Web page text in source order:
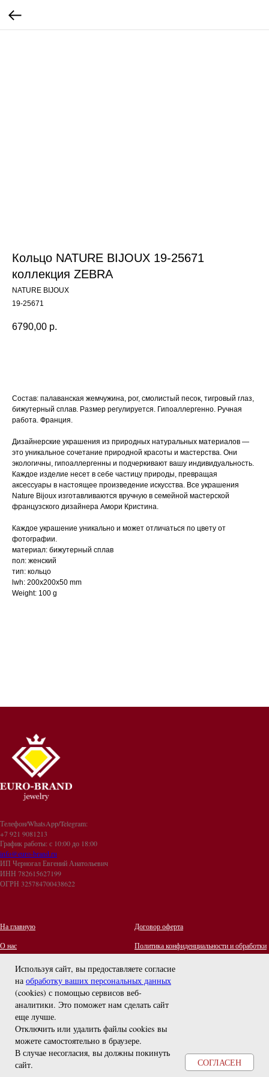
Кольцо NATURE BIJOUX 19-25671
коллекция ZEBRA
NATURE BIJOUX
19-25671
6790,00 р.
Состав: палаванская жемчужина, рог, смолистый песок, тигровый глаз,
бижутерный сплав. Размер регулируется. Гипоаллергенно. Ручная
работа. Франция.
Дизайнерские украшения из природных натуральных материалов —
это уникальное сочетание природной красоты и мастерства. Они
экологичны, гипоаллергенны и подчеркивают вашу индивидуальность.
Каждое изделие несет в себе частицу природы, превращая
аксессуары в настоящее произведение искусства. Все украшения
Nature Bijoux изготавливаются вручную в семейной мастерской
французского дизайнера Амори Кристина.
Каждое украшение уникально и может отличаться по цвету от
фотографии.
материал: бижутерный сплав
пол: женский
тип: кольцо
lwh: 200x200x50 mm
Weight: 100 g
задайте вопрос
Используя сайт, вы предоставляете согласие
на обработку ваших персональных данных
(cookies) с помощью сервисов веб-
аналитики. Это поможет нам сделать сайт
еще лучше.
Отключить или удалить файлы cookies вы
можете самостоятельно в браузере.
В случае несогласия, вы должны покинуть
сайт.
СОГЛАСЕН
Телефон/WhatsApp/Telegram:
+7 921 9081213
График работы: с 10:00 до 18:00
info@euro-brand.ru
ИП Черногал Евгений Анатольевич
ИНН 782615627199
ОГРН 325784700438622
На главную
О нас
Контакты
Отзывы
Договор оферта
Политика конфиденциальности и обработки
персональных данных
Оплата и Доставка